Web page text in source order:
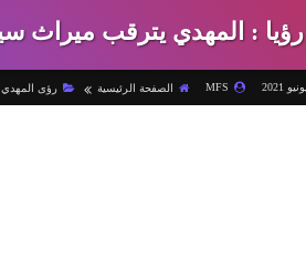
رؤيا : المهدي يترقب ميراث
MFS الصفحة الرئيسية رؤى المهدي